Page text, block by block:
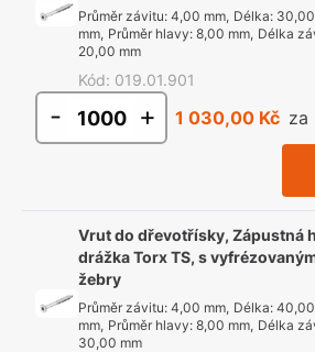
Průměr závitu: 4,00 mm, Délka: 30,00
mm, Průměr hlavy: 8,00 mm, Délka
20,00 mm
Kód: 019.01.901
- + 1 030,00 Kč za
Vrut do dřevotřísky, Zápustná
drážka Torx TS, s
žebry
Průměr závitu: 4,00 mm, Délka: 40,00
mm, Průměr hlavy: 8,00 mm, Délka
30,00 mm